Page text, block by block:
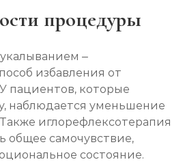
Записаться
процедуры
–
избавления от
пациентов, которые
наблюдается уменьшение
иглорефлексотерапия
общее самочувствие,
состояние.